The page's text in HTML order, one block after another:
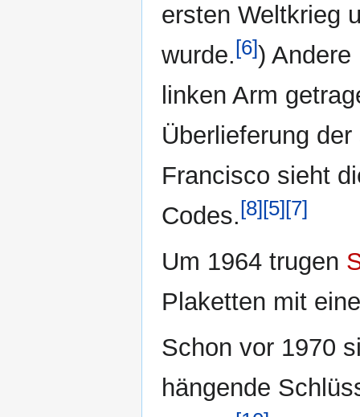
ersten Weltkrieg
wurde.[6])
linken Arm
Überlieferung
Francisco sieht
Codes.[8][5][7]
Um 1964 trugen
Plaketten mit
Schon vor 1970
hängende